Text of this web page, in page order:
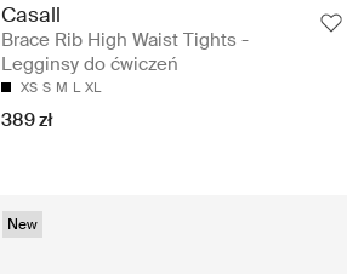
Casall
Brace Rib High Waist Tights -
Legginsy do ćwiczeń
XS S M L XL
389 zł
New